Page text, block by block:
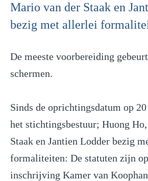
Mario van der Staak en
bezig met allerlei
De meeste voorbereiding
schermen.
Sinds de oprichtingsdatum op
het stichtingsbestuur; Huong
Staak en Jantien Lodder bezig
formaliteiten: De statuten zijn
inschrijving Kamer van